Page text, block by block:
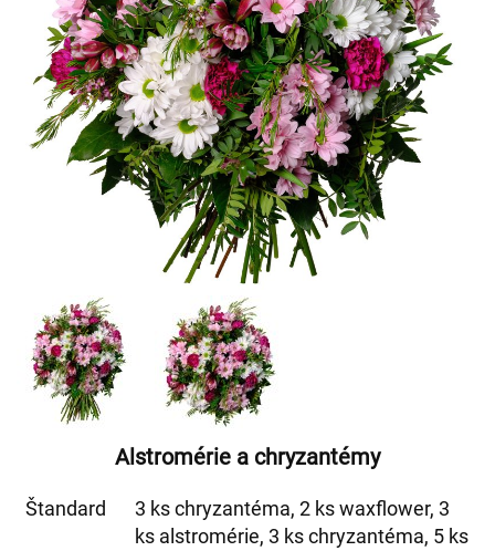
Alstromérie a chryzantémy
Štandard
3 ks chryzantéma, 2 ks waxflower, 3
ks alstromérie, 3 ks chryzantéma, 5 ks